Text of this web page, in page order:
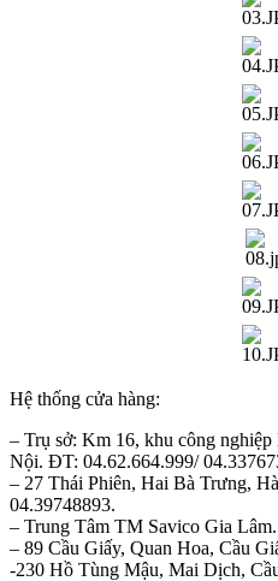
Hệ thống cửa hàng:
– Trụ sở: Km 16, khu công
Nội. ĐT: 04.62.664.999/
– 27 Thái Phiên, Hai Bà Trưng,
04.39748893.
– Trung Tâm TM Savico Gia
– 89 Cầu Giấy, Quan Hoa, Cầu
-230 Hồ Tùng Mậu, Mai Dịch,